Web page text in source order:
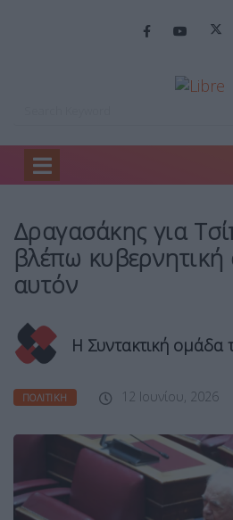
Home
Δραγασάκης για
βλέπω
αυτόν
Η Συντακτική ομάδα
ΠΟΛΙΤΙΚΉ 12 Ιουνίου, 2026